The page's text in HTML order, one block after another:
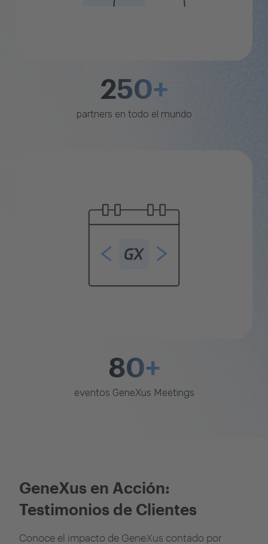
250+
partners en todo el mundo
80+
eventos GeneXus Meetings
GeneXus en Acción:
Testimonios de Clientes
Conoce el impacto de GeneXus contado por